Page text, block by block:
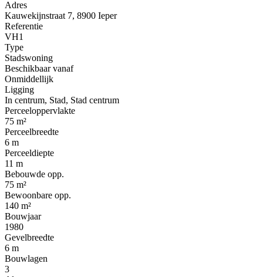
Adres
Kauwekijnstraat 7, 8900 Ieper
Referentie
VH1
Type
Stadswoning
Beschikbaar vanaf
Onmiddellijk
Ligging
In centrum, Stad, Stad centrum
Perceeloppervlakte
75 m²
Perceelbreedte
6 m
Perceeldiepte
11 m
Bebouwde opp.
75 m²
Bewoonbare opp.
140 m²
Bouwjaar
1980
Gevelbreedte
6 m
Bouwlagen
3